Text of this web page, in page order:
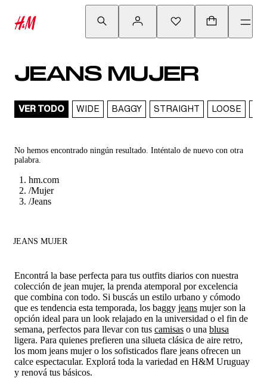
JEANS MUJER
VER TODO WIDE BAGGY STRAIGHT LOOSE
No hemos encontrado ningún resultado. Inténtalo de nuevo con otra
palabra.
hm.com
/Mujer
/Jeans
JEANS MUJER
Encontrá la base perfecta para tus outfits diarios con nuestra
colección de jean mujer, la prenda atemporal por excelencia
que combina con todo. Si buscás un estilo urbano y cómodo
que es tendencia esta temporada, los baggy jeans mujer son la
opción ideal para un look relajado en la universidad o el fin de
semana, perfectos para llevar con tus camisas o una blusa
ligera. Para quienes prefieren una silueta clásica de aire retro,
los mom jeans mujer o los sofisticados flare jeans ofrecen un
calce espectacular. Explorá toda la variedad en H&M Uruguay
y renová tus básicos.